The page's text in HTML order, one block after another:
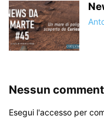
Nessun
Esegui l'accesso per